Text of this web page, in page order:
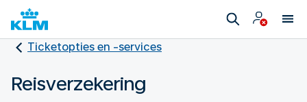
Ticketopties en -services
Reisverzekering